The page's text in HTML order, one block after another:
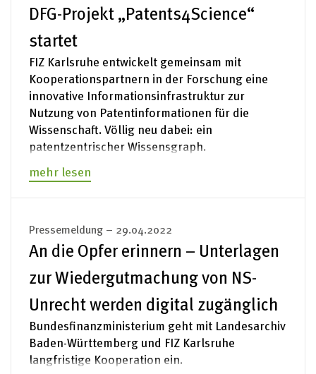
DFG-Projekt „Patents4Science“
startet
FIZ Karlsruhe entwickelt gemeinsam mit
Kooperationspartnern in der Forschung eine
innovative Informationsinfrastruktur zur
Nutzung von Patentinformationen für die
Wissenschaft. Völlig neu dabei: ein
patentzentrischer Wissensgraph.
mehr lesen
Pressemeldung – 29.04.2022
An die Opfer erinnern – Unterlagen
zur Wiedergutmachung von NS-
Unrecht werden digital zugänglich
Bundesfinanzministerium geht mit Landesarchiv
Baden-Württemberg und FIZ Karlsruhe
langfristige Kooperation ein.